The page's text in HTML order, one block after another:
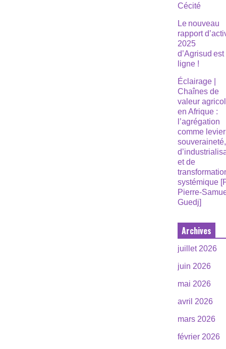
Cécité
Le nouveau
rapport
2025
d’Agrisud
ligne !
Éclairage |
Chaînes de
valeur
en Afrique :
l’agrégation
comme
souveraineté,
et de
systémique
Pierre-
Guedj]
Archives
juillet 2026
juin 2026
mai 2026
avril 2026
mars 2026
février 2026